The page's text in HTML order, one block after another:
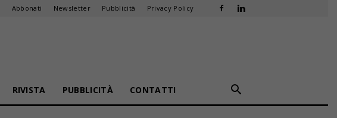
Abbonati Newsletter Pubblicità Privacy Policy
RIVISTA PUBBLICITÀ CONTATTI